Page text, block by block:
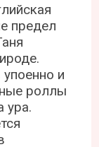
предел
и
роллы
ура.